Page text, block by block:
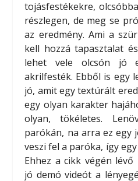
tojásfestékekre,
részlegen, de meg se
az eredmény. Ami a
kell hozzá tapasztalat
lehet vele olcsón jó
akrilfesték. Ebből is egy
jó, amit egy textúrált
egy olyan karakter
olyan, tökéletes.
parókán, na arra ez egy
veszi fel a paróka, így
Ehhez a cikk végén
jó demó videót a